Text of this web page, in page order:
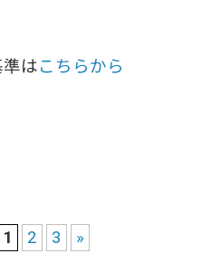
はこちらから
1 2 3 »